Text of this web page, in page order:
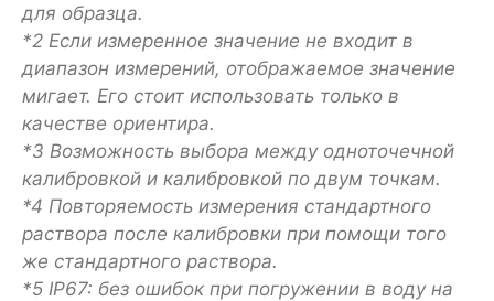
для образца.
*2 Если измеренное значение не входит в
диапазон измерений, отображаемое значение
мигает. Его стоит использовать только в
качестве ориентира.
*3 Возможность выбора между одноточечной
калибровкой и калибровкой по двум точкам.
*4 Повторяемость измерения стандартного
раствора после калибровки при помощи того
же стандартного раствора.
*5 IP67: без ошибок при погружении в воду на